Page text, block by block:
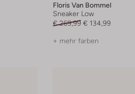
Floris Van Bommel
Sneaker Low
€ 269,99 € 134,99
+ mehr farben